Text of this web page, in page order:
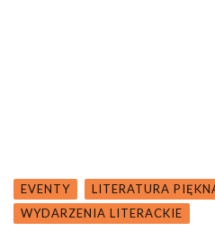
EVENTY
LITERATURA
WYDARZENIA LITERACKIE